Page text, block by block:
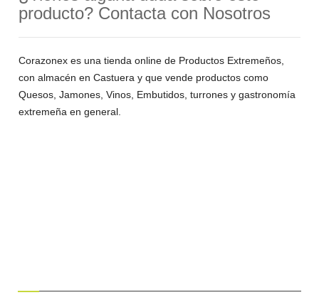
producto? Contacta con Nosotros
Corazonex es una tienda online de Productos Extremeños,
con almacén en Castuera y que vende productos como
Quesos, Jamones, Vinos, Embutidos, turrones y gastronomía
extremeña en general.